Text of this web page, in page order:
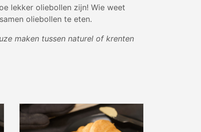
lekker oliebollen zijn! Wie weet
oliebollen te eten.
maken tussen naturel of krenten